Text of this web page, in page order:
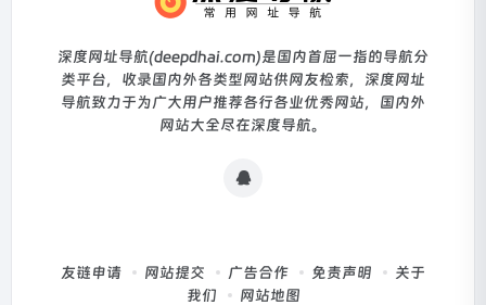
深度网址导航(deepdhai.com)是国内首屈一指的导航分
类平台，收录国内外各类型网站供网友检索，深度网址
导航致力于为广大用户推荐各行各业优秀网站，国内外
网站大全尽在深度导航。
友链申请 网站提交 广告合作 免责声明
关于
我们
网站地图